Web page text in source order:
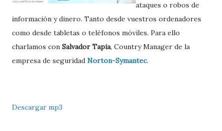
ataques o robos de
información y dinero. Tanto desde vuestros ordenadores
como desde tabletas o teléfonos móviles. Para ello
charlamos con Salvador Tapia, Country Manager de la
empresa de seguridad Norton-Symantec.
Descargar mp3